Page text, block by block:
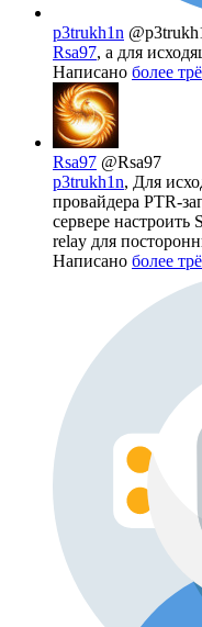
p3trukh1n
Rsa97, а для
Написано более
Rsa97 @Rsa97
p3trukh1n, Для
провайдера PTR-
сервере
relay для
Написано более